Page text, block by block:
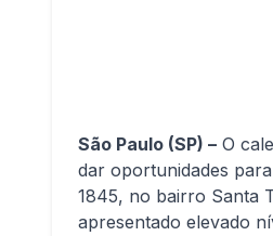
São Paulo (SP) – O
dar oportunidades
1845, no bairro Santa
apresentado elevado